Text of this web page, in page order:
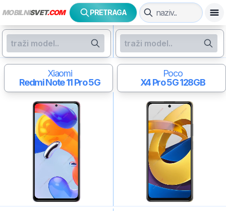
MOBILNISVET.COM PRETRAGA
Xiaomi
Redmi Note 11 Pro 5G
Poco
X4 Pro 5G128GB